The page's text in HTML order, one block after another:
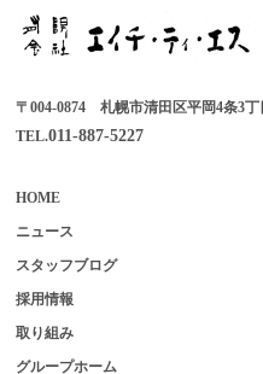
〒004-0874 札幌市清田区平岡4条3丁
TEL.011-887-5227
HOME
ニュース
スタッフブログ
採用情報
取り組み
グループホーム